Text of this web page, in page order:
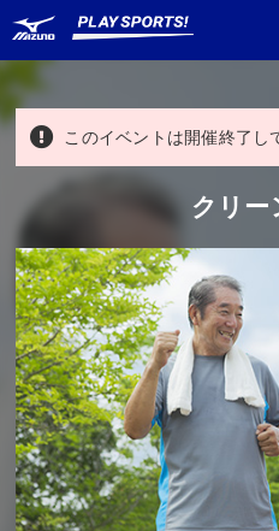
都道府県
種目から探す
日程から探す
対象年齢 から探す
このイベントは開催終了し
クリー